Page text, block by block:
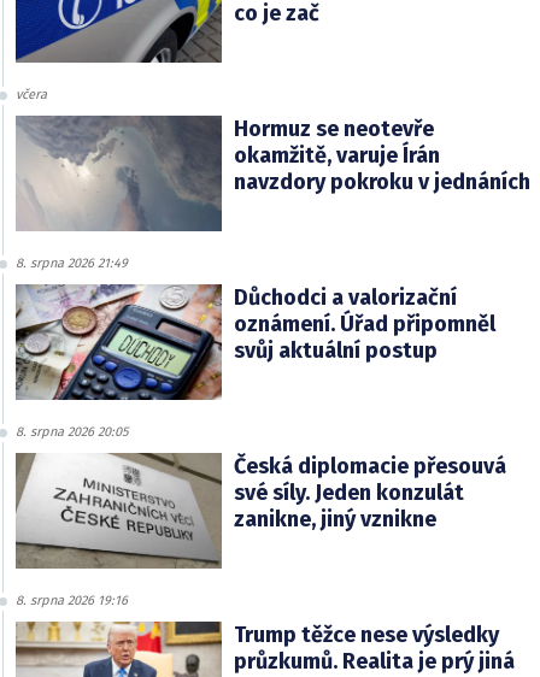
co je zač
včera
Hormuz se neotevře
okamžitě, varuje Írán
navzdory pokroku v jednáních
8. srpna 2026 21:49
Důchodci a valorizační
oznámení. Úřad připomněl
svůj aktuální postup
8. srpna 2026 20:05
Česká diplomacie přesouvá
své síly. Jeden konzulát
zanikne, jiný vznikne
8. srpna 2026 19:16
Trump těžce nese výsledky
průzkumů. Realita je prý jiná